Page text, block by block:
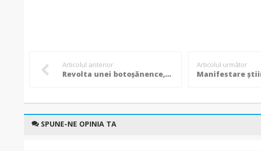
Articolul anterior
Revolta unei botoșănence, studente în Iași, după călătoriile cu trenul la 35 de grade: „RUȘINE, REGIO!”
Articolul următor
SPUNE-NE OPINIA TA